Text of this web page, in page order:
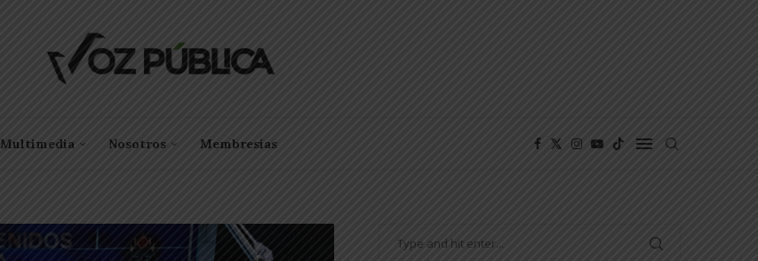
Multimedia Nosotros Membresías